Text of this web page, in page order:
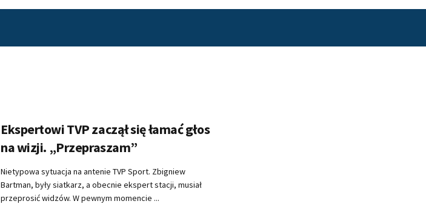
Ekspertowi TVP zaczął się łamać głos
na wizji. „Przepraszam”
Nietypowa sytuacja na antenie TVP Sport. Zbigniew
Bartman, były siatkarz, a obecnie ekspert stacji, musiał
przeprosić widzów. W pewnym momencie ...